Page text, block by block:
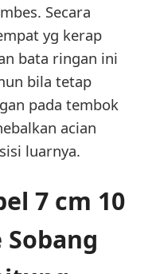
Secara
yg kerap
bata ringan ini
bila tetap
pada tembok
acian
luarnya.
7 cm 10